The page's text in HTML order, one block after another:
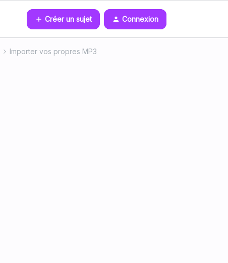
Créer un sujet Connexion
Importer vos propres MP3